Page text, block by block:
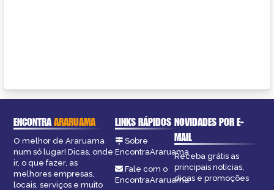
ENCONTRAARARUAMA
O melhor de Araruama
num só lugar! Dicas, onde
ir, o que fazer, as
melhores empresas,
locais, serviços e muito
LINKS RÁPIDOS
Sobre
EncontraAraruama
Fale com o
EncontraAraruama
NOVIDADES POR E-
MAIL
Receba grátis as
principais notícias,
dicas e promoções